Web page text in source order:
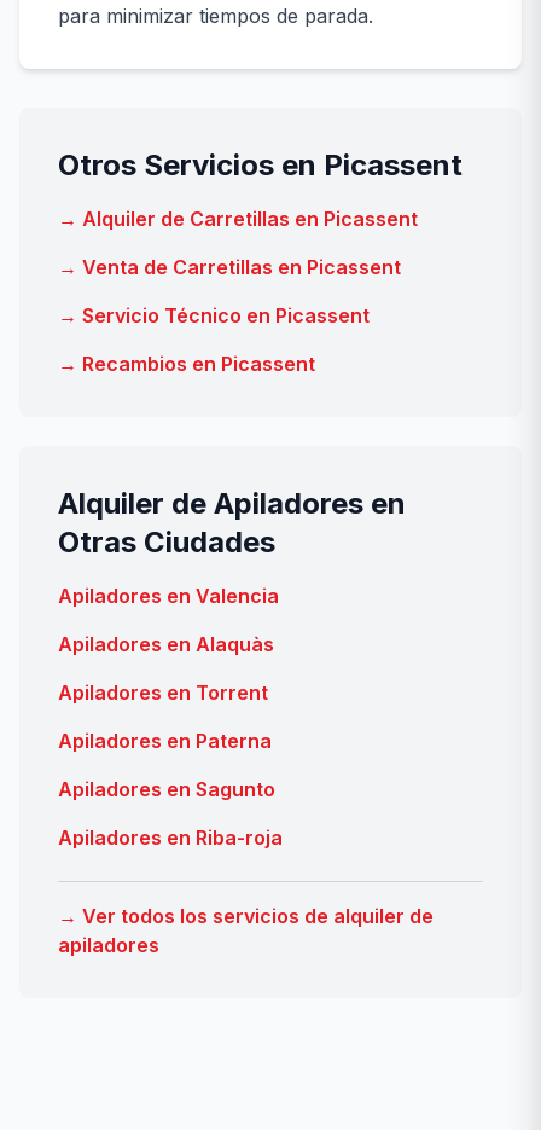
para minimizar tiempos de parada.
Otros Servicios en Picassent
→ Alquiler de Carretillas en Picassent
→ Venta de Carretillas en Picassent
→ Servicio Técnico en Picassent
→ Recambios en Picassent
Alquiler de Apiladores en
Otras Ciudades
Apiladores en Valencia
Apiladores en Alaquàs
Apiladores en Torrent
Apiladores en Paterna
Apiladores en Sagunto
Apiladores en Riba-roja
→ Ver todos los servicios de alquiler de
apiladores